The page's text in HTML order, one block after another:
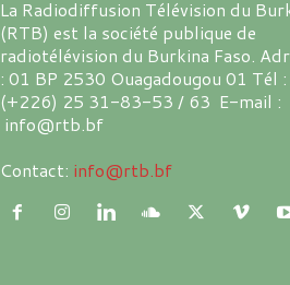
La Radiodiffusion Télévision du
(RTB) est la société publique de
radiotélévision du Burkina Faso.
: 01 BP 2530 Ouagadougou 01 Tél :
(+226) 25 31-83-53 / 63 E-mail :
info@rtb.bf
Contact: info@rtb.bf